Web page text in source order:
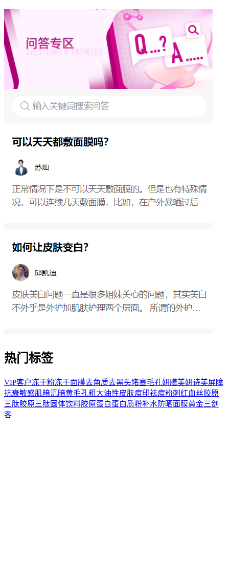
热门标签
VIP客户冻干粉冻干面膜去角质去黑头堵塞毛孔妍膳美妍诗美屏障
抗衰敏感肌暗沉暗黄毛孔粗大油性皮肤痘印祛痘粉刺 红血丝胶原
三肽胶原三肽固体饮料胶原蛋白蛋白质粉补水 防晒面膜黄金三剑
客